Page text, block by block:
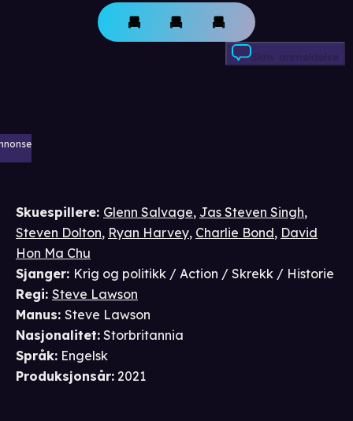
Skriv anmeldelse
Skuespillere: Glenn Salvage, Jas Steven Singh,
Steven Dolton, Ryan Harvey, Charlie Bond, David
Hon Ma Chu
Sjanger: Krig og politikk / Action / Skrekk / Historie
Regi: Steve Lawson
Manus: Steve Lawson
Nasjonalitet: Storbritannia
Språk: Engelsk
Produksjonsår: 2021